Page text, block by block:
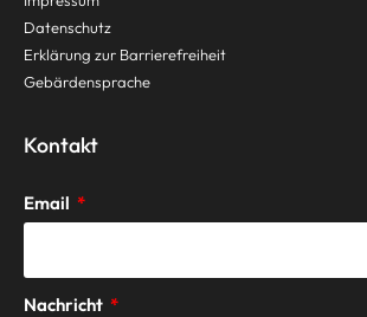
Datenschutz
Erklärung zur Barrierefreiheit
Gebärdensprache
Kontakt
Email
Nachricht